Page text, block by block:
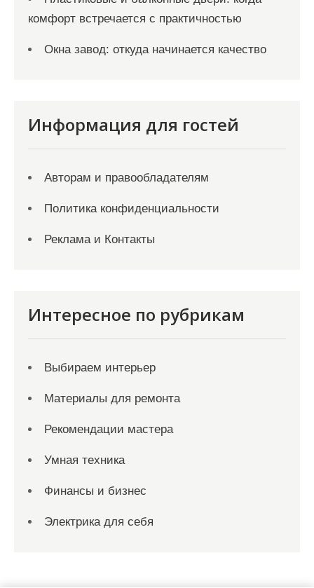
комфорт встречается с практичностью
Окна завод: откуда начинается качество
Информация для гостей
Авторам и правообладателям
Политика конфиденциальности
Реклама и Контакты
Интересное по рубрикам
Выбираем интерьер
Материалы для ремонта
Рекомендации мастера
Умная техника
Финансы и бизнес
Электрика для себя